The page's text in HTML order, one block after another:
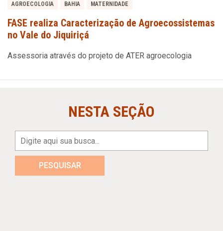
AGROECOLOGIA BAHIA MATERNIDADE
FASE realiza Caracterização de Agroecossistemas
no Vale do Jiquiriçá
Assessoria através do projeto de ATER agroecologia
NESTA SEÇÃO
PESQUISAR